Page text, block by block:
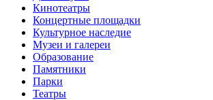
Кинотеатры
Концертные площадки
Культурное наследие
Музеи и галереи
Образование
Памятники
Парки
Театры